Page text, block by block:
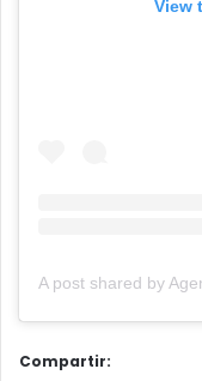
View
Compartir: